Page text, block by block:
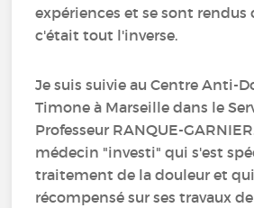
expériences et se sont
c'était tout l'inverse.
Je suis suivie au Centre Anti-
Timone à Marseille dans le
Professeur RANQUE-
médecin "investi" qui s'est
traitement de la douleur et
récompensé sur ses travaux